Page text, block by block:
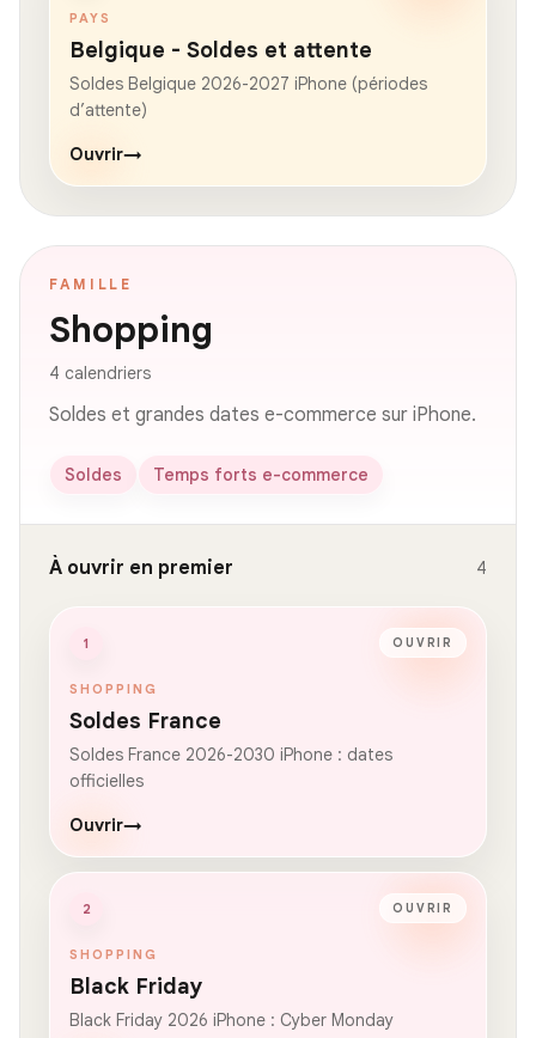
PAYS
Belgique - Soldes et attente
Soldes Belgique 2026-2027 iPhone (périodes
d’attente)
Ouvrir→
FAMILLE
Shopping
4 calendriers
Soldes et grandes dates e-commerce sur iPhone.
Soldes Temps forts e-commerce
À ouvrir en premier 4
1 OUVRIR
SHOPPING
Soldes France
Soldes France 2026-2030 iPhone : dates
officielles
Ouvrir→
2 OUVRIR
SHOPPING
Black Friday
Black Friday 2026 iPhone : Cyber Monday